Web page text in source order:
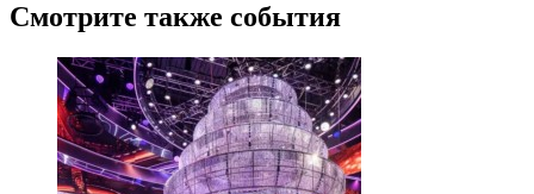
Смотрите также события